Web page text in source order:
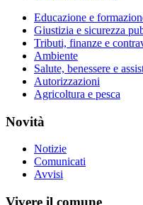
Educazione e
Giustizia e sicurezza
Tributi, finanze e
Ambiente
Salute, benessere e
Autorizzazioni
Agricoltura e pesca
Novità
Notizie
Comunicati
Avvisi
Vivere il comune